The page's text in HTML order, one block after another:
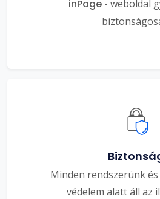
inPage- weboldal
Minden rendszerünk
védelem alatt áll az